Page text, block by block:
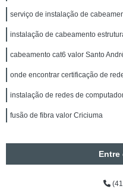
serviço de instalação de
instalação de cabeamento
cabeamento cat6 valor Santo
onde encontrar certificação de
instalação de redes de
fusão de fibra valor Criciuma
Entre